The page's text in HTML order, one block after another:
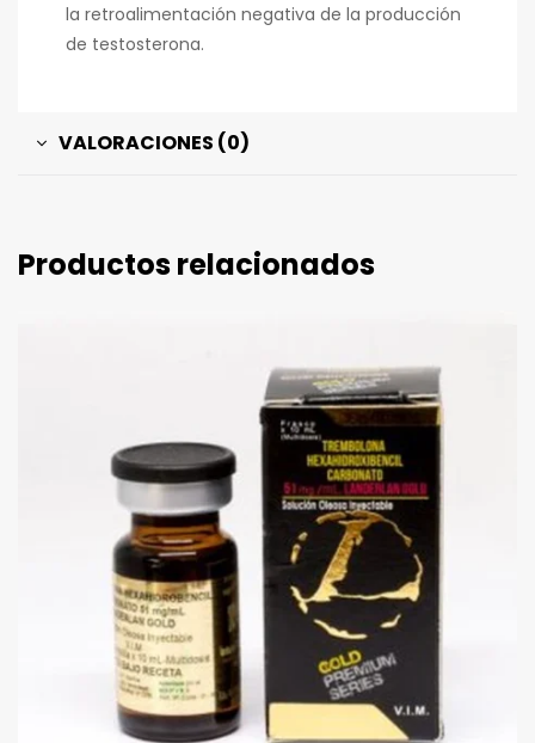
la retroalimentación negativa de la producción
de testosterona.
VALORACIONES (0)
Productos relacionados